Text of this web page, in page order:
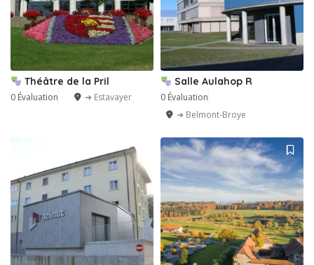
Théâtre de la Pril
0 Évaluation ➔ Estavayer
Salle Aulahop R
0 Évaluation
➔ Belmont-Broye